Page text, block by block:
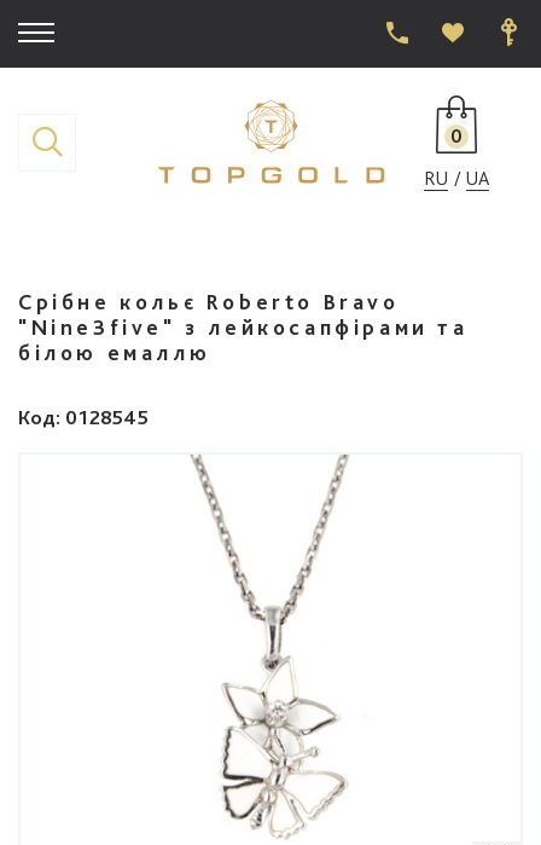
0
RU
UA
Срібне кольє Roberto Bravo
"Nine3five" з лейкосапфірами та
білою емаллю
Код: 0128545